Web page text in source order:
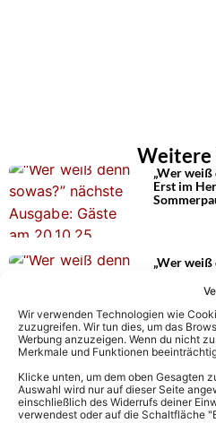
Wir verwenden Technologien wie
zuzugreifen. Wir tun dies, um das
Werbung anzuzeigen. Wenn du nicht
Merkmale und Funktionen
Klicke unten, um dem oben Gesagten
Auswahl wird nur auf dieser Seite
einschließlich des Widerrufs deiner
verwendest oder auf die Schaltfläche
Weitere
„Wer weiß
Erst im
„Wer weiß
„Wer weiß